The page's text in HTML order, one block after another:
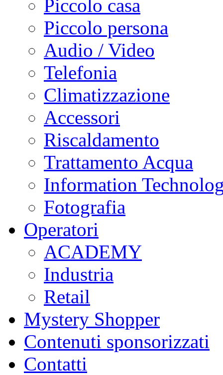
Piccolo casa
Piccolo persona
Audio / Video
Telefonia
Climatizzazione
Accessori
Riscaldamento
Trattamento Acqua
Information
Fotografia
Operatori
ACADEMY
Industria
Retail
Mystery Shopper
Contenuti sponsorizzati
Contatti